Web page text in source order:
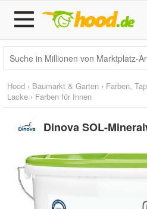
Hood › Baumarkt & Garten › Farben,
Lacke › Farben für Innen
Dinova SOL-